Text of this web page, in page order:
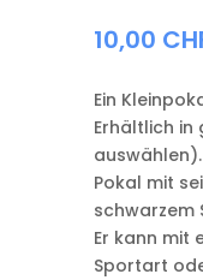
10,00
Ein
Erhältlich
Pokal mit
schwarzem
Er kann mit
Sportart